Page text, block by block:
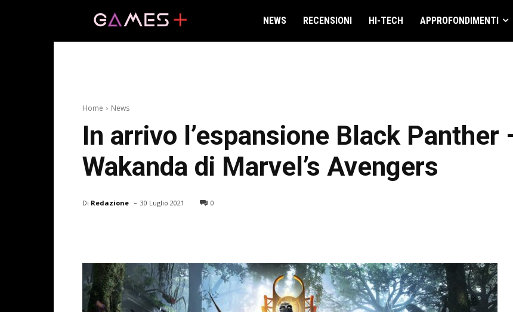
NEWS RECENSIONI HI-TECH APPROFONDIMENTI
Home News
In arrivo l’espansione Black Panther
Wakanda di Marvel’s Avengers
Di Redazione - 30 Luglio 2021 0